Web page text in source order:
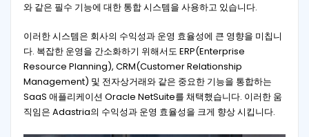
와 같은 필수 기능에 대한 통합 시스템을 사용하고 있습니다.
이러한 시스템은 회사의 수익성과 운영 효율성에 큰 영향을 미칩니
다. 복잡한 운영을 간소화하기 위해서도 ERP(Enterprise
Resource Planning), CRM(Customer Relationship
Management) 및 전자상거래와 같은 중요한 기능을 통합하는
SaaS 애플리케이션 Oracle NetSuite를 채택했습니다. 이러한 움
직임은 Adastria의 수익성과 운영 효율성을 크게 향상 시킵니다.